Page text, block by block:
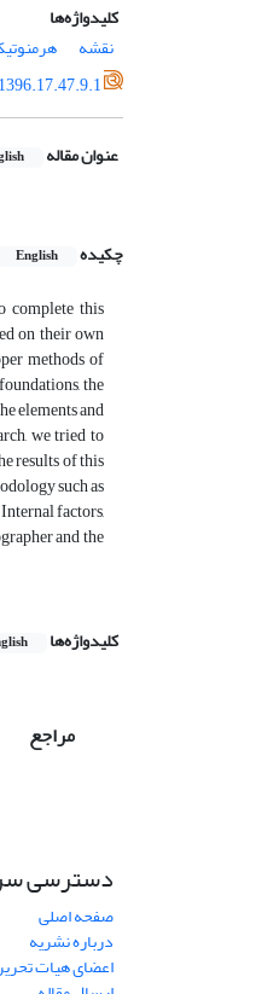
کلیدواژه‌ها
نقشه
عنوان مقاله
چکیده English
complete this
on their own
methods of
the
elements and
we tried to
results of this
such as
factors,
and the
کلیدواژه‌ها
مراجع
دسترسی
صفحه اصلی
درباره نشریه
اعضای هیات